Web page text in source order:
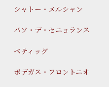
シャトー・メルシャン
パソ・デ・セニョランス
ベティッグ
ボデガス・フロントニオ